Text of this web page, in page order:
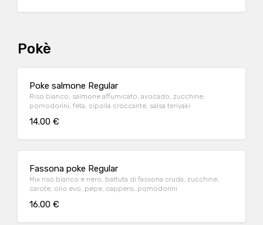
Pokè
Poke salmone Regular
Riso bianco, salmone affumicato, avocado, zucchine,
pomodorini, feta, cipolla croccante, salsa teriyaki
14.00 €
Fassona poke Regular
Mix riso bianco e nero, battuta di fassona cruda, zucchine,
carote, olio evo, pepe, cappero, pomodorini
16.00 €